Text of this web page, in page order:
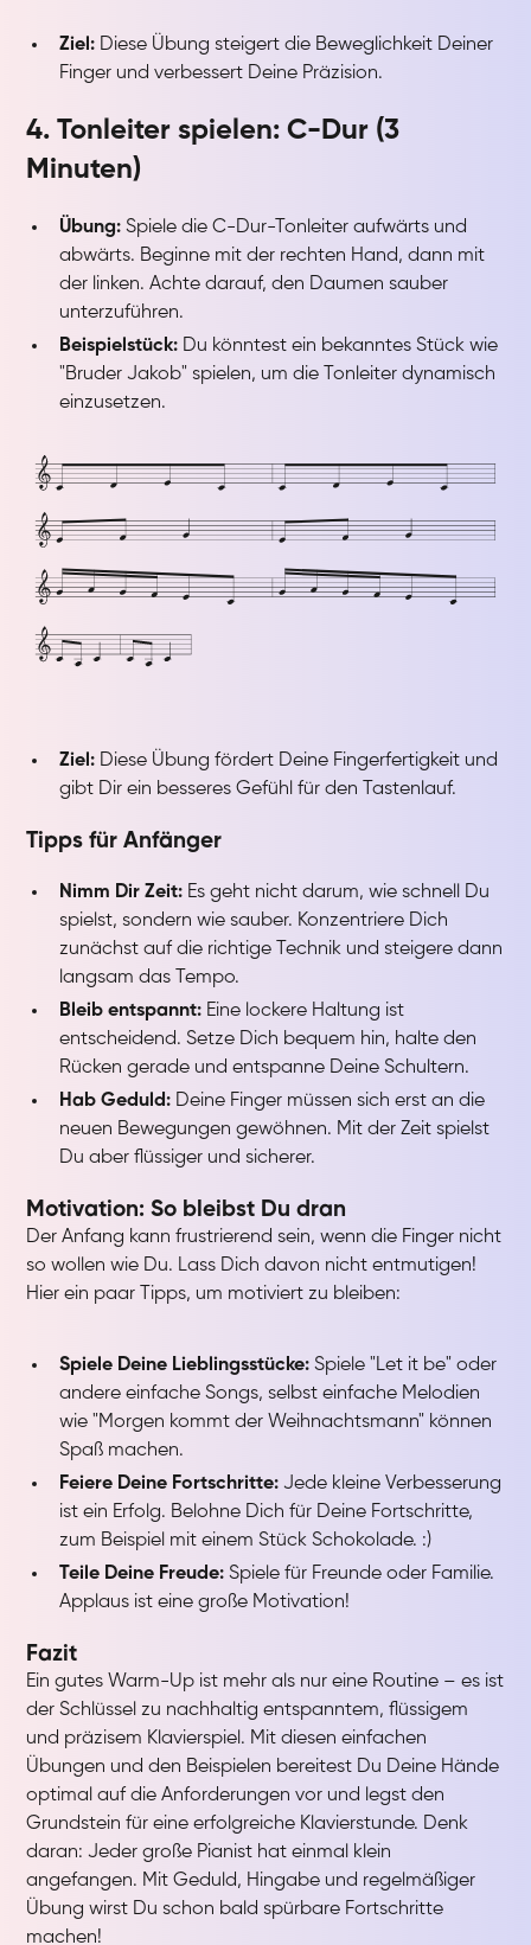
Ziel: Diese Übung steigert die Beweglichkeit Deiner
Finger und verbessert Deine Präzision.
4. Tonleiter spielen: C-Dur (3
Minuten)
Übung: Spiele die C-Dur-Tonleiter aufwärts und
abwärts. Beginne mit der rechten Hand, dann mit
der linken. Achte darauf, den Daumen sauber
unterzuführen.
Beispielstück: Du könntest ein bekanntes Stück wie
"Bruder Jakob" spielen, um die Tonleiter dynamisch
einzusetzen.
Ziel: Diese Übung fördert Deine Fingerfertigkeit und
gibt Dir ein besseres Gefühl für den Tastenlauf.
Tipps für Anfänger
Nimm Dir Zeit: Es geht nicht darum, wie schnell Du
spielst, sondern wie sauber. Konzentriere Dich
zunächst auf die richtige Technik und steigere dann
langsam das Tempo.
Bleib entspannt: Eine lockere Haltung ist
entscheidend. Setze Dich bequem hin, halte den
Rücken gerade und entspanne Deine Schultern.
Hab Geduld: Deine Finger müssen sich erst an die
neuen Bewegungen gewöhnen. Mit der Zeit spielst
Du aber flüssiger und sicherer.
Motivation: So bleibst Du dran
Der Anfang kann frustrierend sein, wenn die Finger nicht
so wollen wie Du. Lass Dich davon nicht entmutigen!
Hier ein paar Tipps, um motiviert zu bleiben:
Spiele Deine Lieblingsstücke: Spiele "Let it be" oder
andere einfache Songs, selbst einfache Melodien
wie "Morgen kommt der Weihnachtsmann" können
Spaß machen.
Feiere Deine Fortschritte: Jede kleine Verbesserung
ist ein Erfolg. Belohne Dich für Deine Fortschritte,
zum Beispiel mit einem Stück Schokolade. :)
Teile Deine Freude: Spiele für Freunde oder Familie.
Applaus ist eine große Motivation!
Fazit
Ein gutes Warm-Up ist mehr als nur eine Routine – es ist
der Schlüssel zu nachhaltig entspanntem, flüssigem
und präzisem Klavierspiel. Mit diesen einfachen
Übungen und den Beispielen bereitest Du Deine Hände
optimal auf die Anforderungen vor und legst den
Grundstein für eine erfolgreiche Klavierstunde. Denk
daran: Jeder große Pianist hat einmal klein
angefangen. Mit Geduld, Hingabe und regelmäßiger
Übung wirst Du schon bald spürbare Fortschritte
machen!